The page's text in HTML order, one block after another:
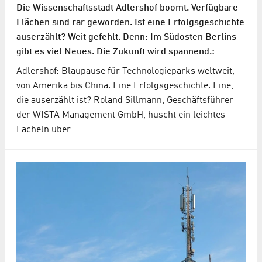
Die Wissenschaftsstadt Adlershof boomt. Verfügbare
Flächen sind rar geworden. Ist eine Erfolgsgeschichte
auserzählt? Weit gefehlt. Denn: Im Südosten Berlins
gibt es viel Neues. Die Zukunft wird spannend.:
Adlershof: Blaupause für Technologieparks weltweit,
von Amerika bis China. Eine Erfolgsgeschichte. Eine,
die auserzählt ist? Roland Sillmann, Geschäftsführer
der WISTA Management GmbH, huscht ein leichtes
Lächeln über…